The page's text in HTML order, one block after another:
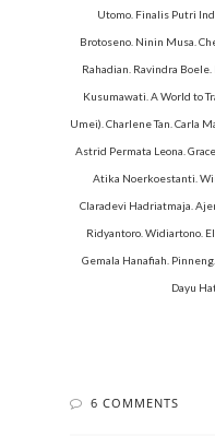
Utomo. Finalis Putri
Brotoseno. Ninin Musa.
Rahadian. Ravindra
Kusumawati. A World to
Umei). Charlene Tan. Carla
Astrid Permata Leona.
Atika Noerkoestanti.
Claradevi Hadriatmaja.
Ridyantoro. Widiartono.
Gemala Hanafiah.
Dayu
6 COMMENTS